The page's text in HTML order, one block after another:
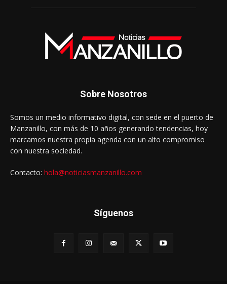
Sobre Nosotros
Somos un medio informativo digital, con sede en el puerto de
Manzanillo, con más de 10 años generando tendencias, hoy
marcamos nuestra propia agenda con un alto compromiso
con nuestra sociedad.
Contacto: hola@noticiasmanzanillo.com
Síguenos